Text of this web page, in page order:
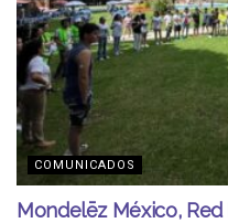
COMUNICADOS
Mondelēz México, Red